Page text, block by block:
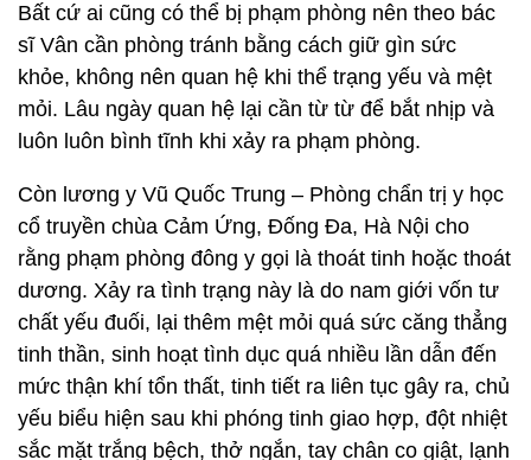
Bất cứ ai cũng có thể bị phạm phòng nên theo bác
sĩ Vân cần phòng tránh bằng cách giữ gìn sức
khỏe, không nên quan hệ khi thể trạng yếu và mệt
mỏi. Lâu ngày quan hệ lại cần từ từ để bắt nhịp và
luôn luôn bình tĩnh khi xảy ra phạm phòng.
Còn lương y Vũ Quốc Trung – Phòng chẩn trị y học
cổ truyền chùa Cảm Ứng, Đống Đa, Hà Nội cho
rằng phạm phòng đông y gọi là thoát tinh hoặc thoát
dương. Xảy ra tình trạng này là do nam giới vốn tư
chất yếu đuối, lại thêm mệt mỏi quá sức căng thẳng
tinh thần, sinh hoạt tình dục quá nhiều lần dẫn đến
mức thận khí tổn thất, tinh tiết ra liên tục gây ra, chủ
yếu biểu hiện sau khi phóng tinh giao hợp, đột nhiệt
sắc mặt trắng bệch, thở ngắn, tay chân co giật, lạnh